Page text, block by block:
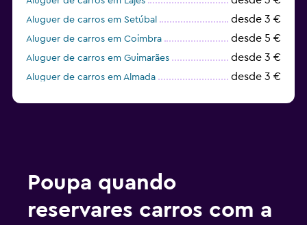
Aluguer de carros em Setúbal desde 3 €
Aluguer de carros em Coimbra desde 5 €
Aluguer de carros em Guimarães desde 3 €
Aluguer de carros em Almada desde 3 €
Aluguer de carros em Cascais
Aluguer de carros em Portimão
Aluguer de carros em Vila Nova de Gaia desde 3 €
Poupa quando
reservares carros com a